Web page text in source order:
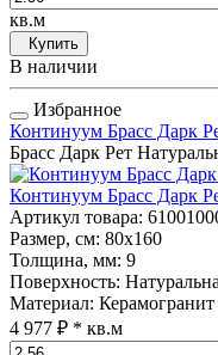
кв.м
Купить
В наличии
Избранное
Континуум Брасс Дарк
Брасс Дарк Рет
Континуум Брасс Дарк
Артикул товара:
Размер, см: 80x160
Толщина, мм: 9
Поверхность:
Материал: Керамогранит
4 977 ₽ * кв.м